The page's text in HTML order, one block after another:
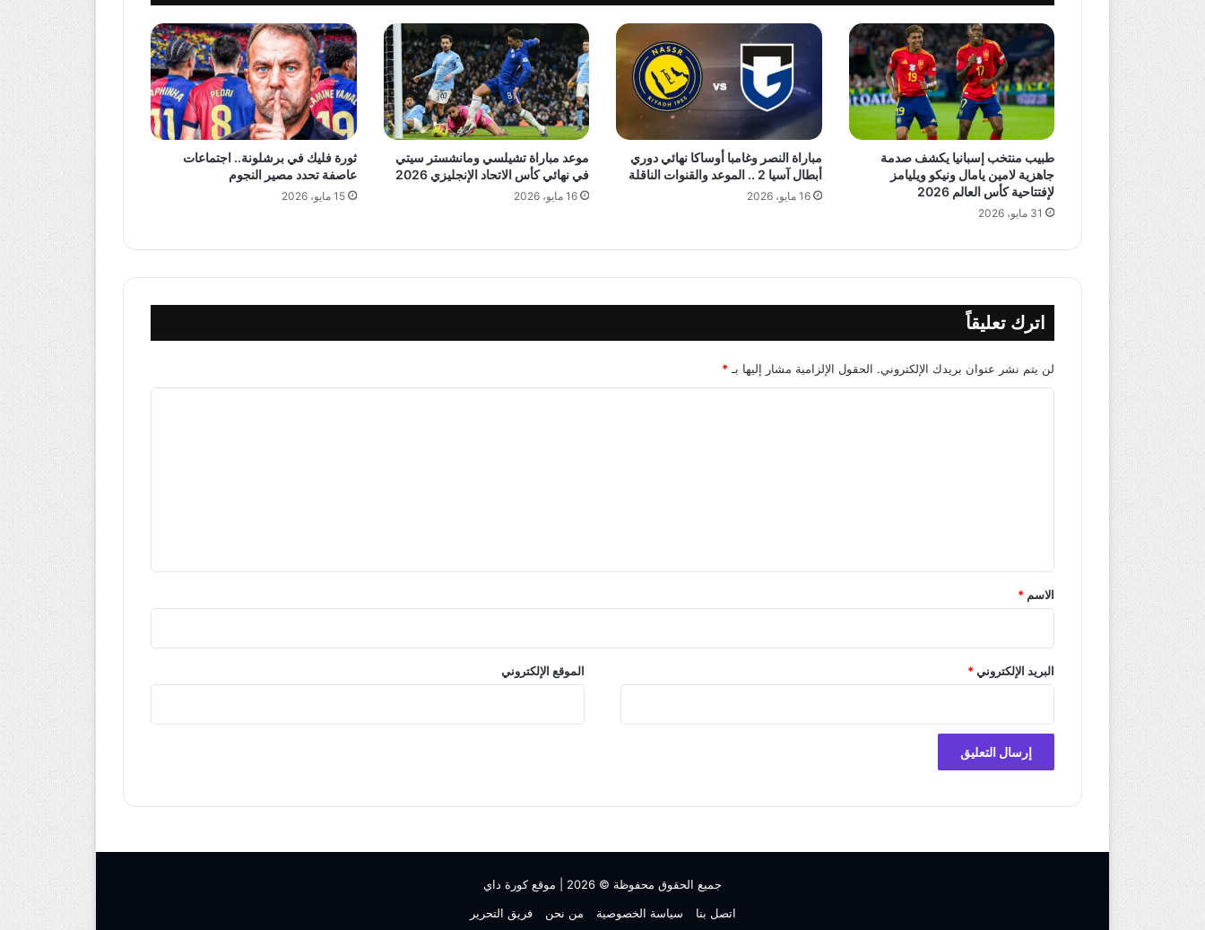
طبيب منتخب إسبانيا يكشف صدمة
جاهزية لامين يامال ونيكو ويليامز
لإفتتاحية كأس العالم 2026
31 مايو، 2026
مباراة النصر وغامبا أوساكا نهائي دوري
أبطال آسيا 2 .. الموعد والقنوات الناقلة
16 مايو، 2026
موعد مباراة تشيلسي ومانشستر سيتي
في نهائي كأس الاتحاد الإنجليزي 2026
16 مايو، 2026
ثورة فليك في برشلونة.. اجتماعات
عاصفة تحدد مصير النجوم
15 مايو، 2026
اترك تعليقاً
لن يتم نشر عنوان بريدك الإلكتروني. الحقول الإلزامية مشار إليها بـ *
*
الاسم *
البريد الإلكتروني* الموقع الإلكتروني
جميع الحقوق محفوظة © 2026 |
موقع كورة داي
اتصل بنا
سياسة الخصوصية من نحن فريق التحرير